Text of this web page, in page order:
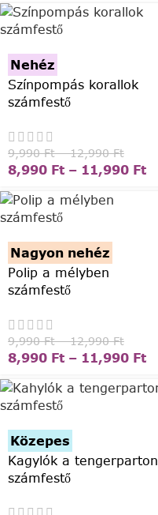
Nehéz
Színpompás korallok
számfestő
9,990Ft – 12,990Ft
8,990 Ft – 11,990 Ft
Nagyon nehéz
Polip a mélyben
számfestő
9,990Ft – 12,990Ft
8,990 Ft – 11,990 Ft
Közepes
Kagylók a tengerparton
számfestő